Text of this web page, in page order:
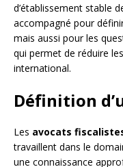
d’établissement stable
accompagné pour
mais aussi pour les
qui permet de réduire
international.
Définition
Les avocats
travaillent dans le
une connaissance